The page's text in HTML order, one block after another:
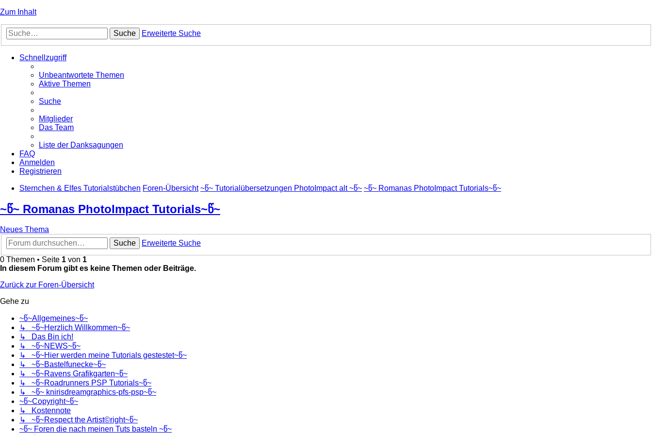
Zum Inhalt
Suche Erweiterte Suche
Schnellzugriff
Unbeantwortete Themen
Aktive Themen
Suche
Mitglieder
Das Team
Liste der Danksagungen
FAQ
Anmelden
Registrieren
Sternchen & Elfes Tutorialstübchen Foren-Übersicht ~წ~ Tutorialübersetzungen PhotoImpact alt ~წ~ ~წ~ Romanas PhotoImpact Tutorials~წ~
~წ~ Romanas PhotoImpact Tutorials~წ~
Neues Thema
Suche
Erweiterte Suche
0 Themen • Seite 1 von 1
In diesem Forum gibt es keine Themen oder Beiträge.
Zurück zur Foren-Übersicht
Gehe zu
~წ~Allgemeines~წ~
↳ ~წ~Herzlich Willkommen~წ~
↳ Das Bin ich!
↳ ~წ~NEWS~წ~
↳ ~წ~Hier werden meine Tutorials gestestet~წ~
↳ ~წ~Bastelfunecke~წ~
↳ ~წ~Ravens Grafikgarten~წ~
↳ ~წ~Roadrunners PSP Tutorials~წ~
↳ ~წ~ knirisdreamgraphics-pfs-psp~წ~
~წ~Copyright~წ~
↳ Kostennote
↳ ~წ~Respect the Artist©right~წ~
~წ~ Foren die nach meinen Tuts basteln ~წ~